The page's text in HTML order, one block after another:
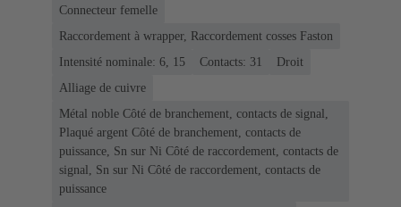
Connecteur femelle
Raccordement à wrapper, Raccordement cosses Faston
Intensité nominale: 6, 15
Contacts: 31
Droit
Alliage de cuivre
Métal noble Côté de branchement, contacts de signal,
Plaqué argent Côté de branchement, contacts de
puissance, Sn sur Ni Côté de raccordement, contacts de
signal, Sn sur Ni Côté de raccordement, contacts de
puissance